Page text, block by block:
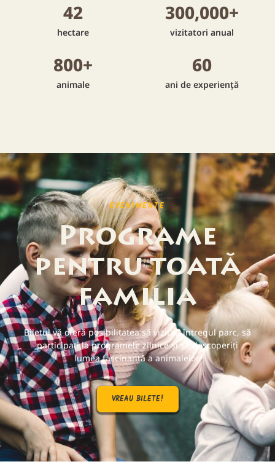
ani de experiență
60
animale
800+
vizitatori anual
300,000+
hectare
42
EVENIMENTE
Programe
pentru toată
familia
Biletul vă oferă posibilitatea să vizitați întregul parc, să
participați la programele zilnice și să descoperiți
lumea fascinantă a animalelor.
VREAU BILETE!